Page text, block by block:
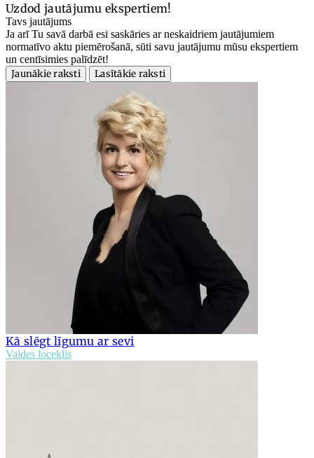
Uzdod jautājumu ekspertiem!
Tavs jautājums
Ja arī Tu savā darbā esi saskāries ar neskaidriem jautājumiem
normatīvo aktu piemērošanā, sūti savu jautājumu mūsu ekspertiem
un centīsimies palīdzēt!
Jaunākie raksti
Lasītākie raksti
Kā slēgt līgumu ar sevi
Valdes loceklis